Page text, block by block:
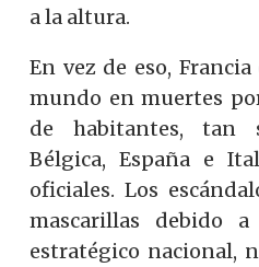
a la altura.
En vez de eso,
mundo en muertes
de habitantes, tan
Bélgica, España e
oficiales. Los
mascarillas debido
estratégico nacional,